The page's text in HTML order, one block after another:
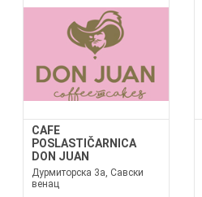
CAFE
POSLASTIČARNICA
DON JUAN
Дурмиторска 3а, Савски
венац